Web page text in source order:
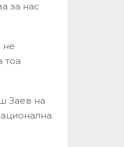
за нас
не
тоа
Заев на